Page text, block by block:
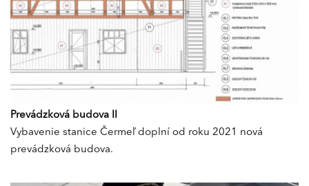
Prevádzková budova II
Vybavenie stanice Čermeľ doplní od roku 2021 nová
prevádzková budova.